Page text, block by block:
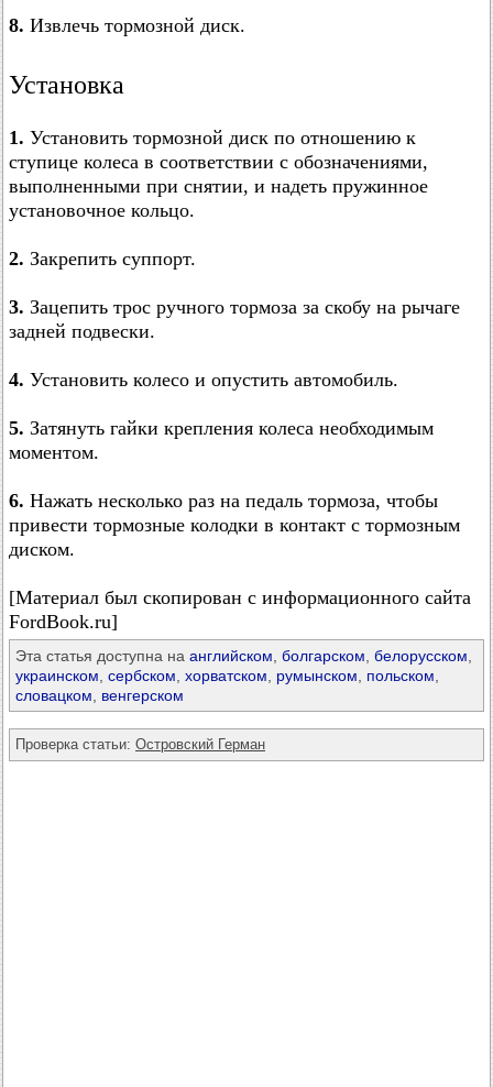
8. Извлечь тормозной диск.
Установка
1. Установить тормозной диск по отношению к
ступице колеса в соответствии с обозначениями,
выполненными при снятии, и надеть пружинное
установочное кольцо.
2. Закрепить суппорт.
3. Зацепить трос ручного тормоза за скобу на рычаге
задней подвески.
4. Установить колесо и опустить автомобиль.
5. Затянуть гайки крепления колеса необходимым
моментом.
6. Нажать несколько раз на педаль тормоза, чтобы
привести тормозные колодки в контакт с тормозным
диском.
[Материал был скопирован с информационного сайта
FordBook.ru]
Эта статья доступна на английском болгарском белорусском
украинском сербском хорватском румынском польском
словацком
венгерском
Проверка статьи: Островский Герман